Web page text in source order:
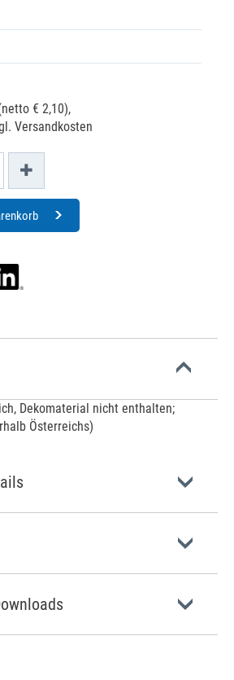
€ 2,10),
Versandkosten
Dekomaterial nicht enthalten;
Österreichs)